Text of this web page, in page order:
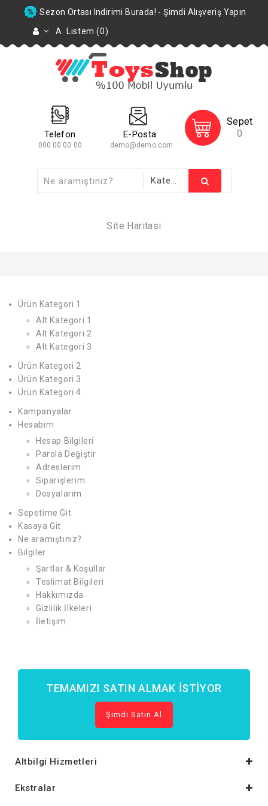
Sezon Ortası Indirimi Burada! - Şimdi Alışveriş Yapın
A. Listem (0)
Telefon
000 00 00 00
E-Posta
demo@demo.com
Sepet
0
Site Haritası
Ürün Kategori 1
Alt Kategori 1
Alt Kategori 2
Alt Kategori 3
Ürün Kategori 2
Ürün Kategori 3
Ürün Kategori 4
Kampanyalar
Hesabım
Hesap Bilgileri
Parola Değiştir
Adreslerim
Siparişlerim
Dosyalarım
Sepetime Git
Kasaya Git
Ne aramıştınız?
Bilgiler
Şartlar & Koşullar
Teslimat Bilgileri
Hakkımızda
Gizlilik İlkeleri
İletişim
TEMAMIZI SATIN ALMAK İSTIYOR
Şimdi Satın Al
Altbilgi Hizmetleri
Ekstralar